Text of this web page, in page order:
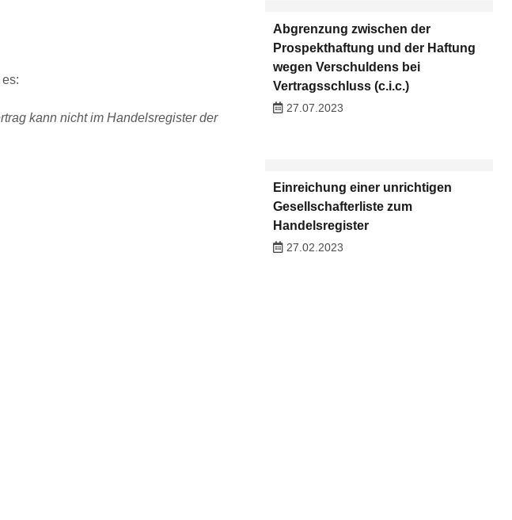
kann nicht im Handelsregister der
Abgrenzung zwischen der
Prospekthaftung und der Haftung
wegen Verschuldens bei
Vertragsschluss (c.i.c.)
27.07.2023
Einreichung einer unrichtigen
Gesellschafterliste zum
Handelsregister
27.02.2023